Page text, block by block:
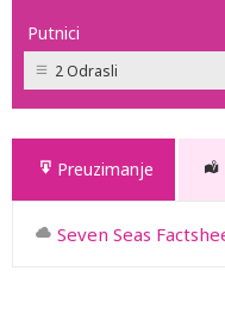
Putnici
2 Odrasli
Preuzimanje
Seven Seas